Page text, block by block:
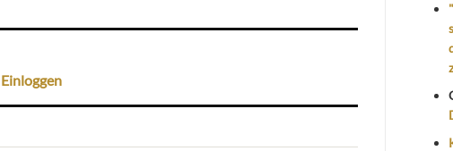
Einloggen